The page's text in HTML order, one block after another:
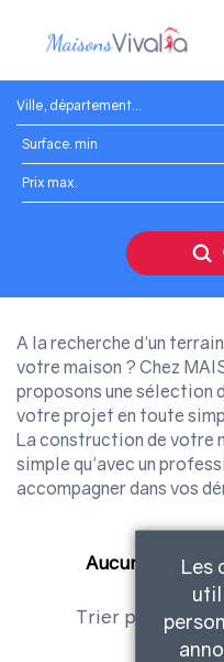
Les
Ville, département...
Surface. min
Prix max.
A la recherche d'un
votre maison ? Chez
proposons une sélection
votre projet en toute
La construction de votre
simple qu'avec un
accompagner dans vos
Aucun résultat
Trier par :